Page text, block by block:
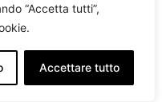
“Accetta tutti”,
Accettare tutto